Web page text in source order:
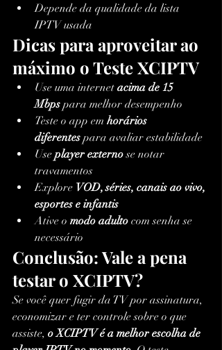
Depende da qualidade da lista
IPTV usada
Dicas para aproveitar ao
máximo o Teste XCIPTV
Use uma internet acima de 15
Mbps para melhor desempenho
Teste o app em horários
diferentes para avaliar estabilidade
Use player externo se notar
travamentos
Explore VOD, séries, canais ao vivo,
esportes e infantis
Ative o modo adulto com senha se
necessário
Conclusão: Vale a pena
testar o XCIPTV?
Se você quer fugir da TV por assinatura,
economizar e ter controle sobre o que
assiste, o XCIPTV é a melhor escolha de